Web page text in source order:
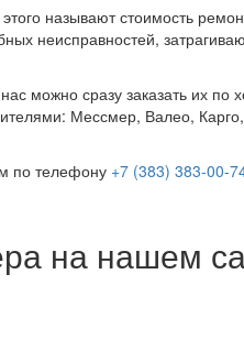
называют стоимость
неисправностей,
можно сразу заказать их по
Мессмер, Валео,
по телефону +7 (383) 383-00-
на нашем